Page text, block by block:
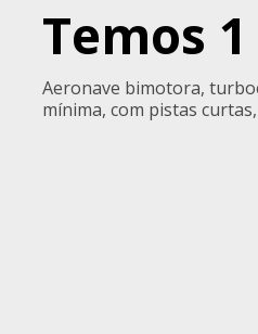
Temos
Aeronave bimotora,
mínima, com pistas